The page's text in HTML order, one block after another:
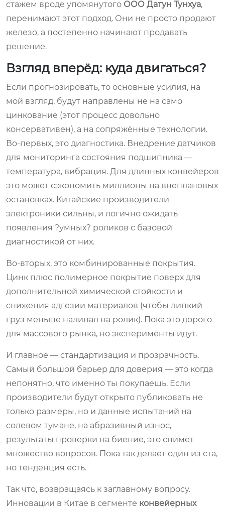
стажем вроде упомянутого ООО Датун Тунхуа,
перенимают этот подход. Они не просто продают
железо, а постепенно начинают продавать
решение.
Взгляд вперёд: куда двигаться?
Если прогнозировать, то основные усилия, на
мой взгляд, будут направлены не на само
цинкование (этот процесс довольно
консервативен), а на сопряжённые технологии.
Во-первых, это диагностика. Внедрение датчиков
для мониторинга состояния подшипника —
температура, вибрация. Для длинных конвейеров
это может сэкономить миллионы на внеплановых
остановках. Китайские производители
электроники сильны, и логично ожидать
появления ?умных? роликов с базовой
диагностикой от них.
Во-вторых, это комбинированные покрытия.
Цинк плюс полимерное покрытие поверх для
дополнительной химической стойкости и
снижения адгезии материалов (чтобы липкий
груз меньше налипал на ролик). Пока это дорого
для массового рынка, но эксперименты идут.
И главное — стандартизация и прозрачность.
Самый большой барьер для доверия — это когда
непонятно, что именно ты покупаешь. Если
производители будут открыто публиковать не
только размеры, но и данные испытаний на
солевом тумане, на абразивный износ,
результаты проверки на биение, это снимет
множество вопросов. Пока так делает один из ста,
но тенденция есть.
Так что, возвращаясь к заглавному вопросу.
Инновации в Китае в сегменте конвейерных